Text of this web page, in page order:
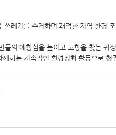
레기를 수거하며 쾌적한 지역 환경 조
들의 애향심을 높이고 고향을 찾는 귀
하는 지속적인 환경정화 활동으로 청